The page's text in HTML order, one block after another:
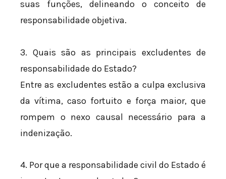
suas funções, delineando o conceito de
responsabilidade objetiva.
3. Quais são as principais excludentes de
responsabilidade do Estado?
Entre as excludentes estão a culpa exclusiva
da vítima, caso fortuito e força maior, que
rompem o nexo causal necessário para a
indenização.
4. Por que a responsabilidade civil do Estado é